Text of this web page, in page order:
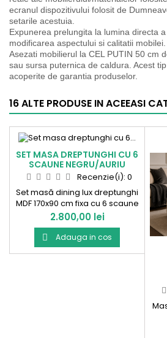
ecranul dispozitivului folosit de
setarile acestuia.
Expunerea prelungita la lumina directa
modificarea aspectului si calitatii mobilei.
Asezati mobilierul la CEL PUTIN 50 cm
sau sursa puternica de caldura. Acest
acoperite de garantia produselor.
16 ALTE PRODUSE IN ACEEASI
SET MASA DREPTUNGHI CU 6
SCAUNE NEGRU/AURIU
Recenzie(i): 0
Set masă dining lux dreptunghi
MDF 170x90 cm fixa cu 6 scaune
tapițate – design elegant cu
accente aurii
Pret
2.800,00 lei
 Adauga in cos